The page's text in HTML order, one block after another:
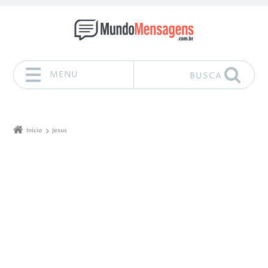
MENU BUSCA
Início Jesus